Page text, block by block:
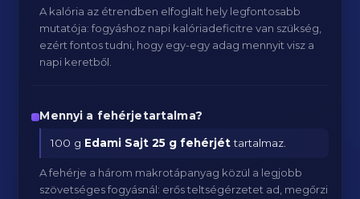
A kalória az étrendben elfoglalt hely legfontosabb
mutatója: fogyáshoz napi kalóriadeficitre van szükség,
ezért fontos tudni, hogy egy-egy adag mennyit visz a
napi keretből.
Mennyi a fehérjetartalma?
100 g Edami Sajt 25 g fehérjéttartalmaz.
A fehérje a három makrotápanyag közül a legjobb
szövetséges fogyásnál: erős teltségérzetet ad, megőrzi